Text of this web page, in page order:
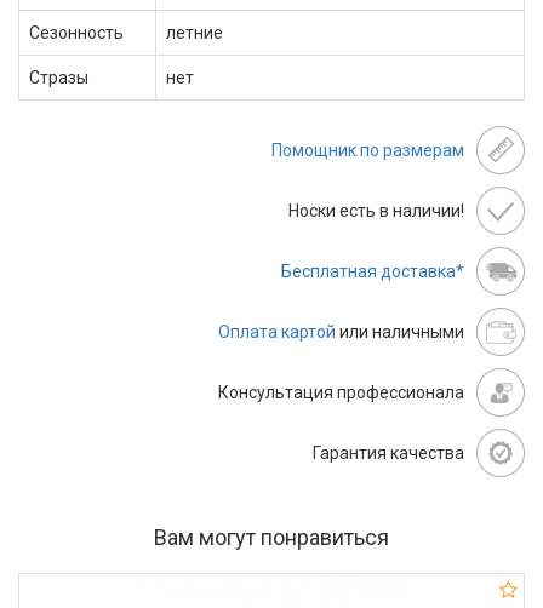
Сезонность летние
Стразы нет
Помощник по размерам
Носки есть в наличии!
Бесплатная доставка*
Оплата картой или наличными
Консультация профессионала
Гарантия качества
Вам могут понравиться